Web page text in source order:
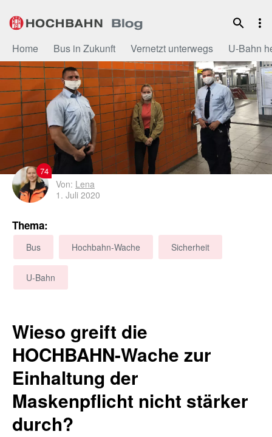
Inhalt
Home Bus in Zukunft Vernetzt unterwegs U-Bahn
74
Von: Lena
1. Juli 2020
Thema:
Bus Hochbahn-Wache Sicherheit
U-Bahn
Wieso greift die
HOCHBAHN-Wache zur
Einhaltung der
Maskenpflicht nicht stärker
durch?